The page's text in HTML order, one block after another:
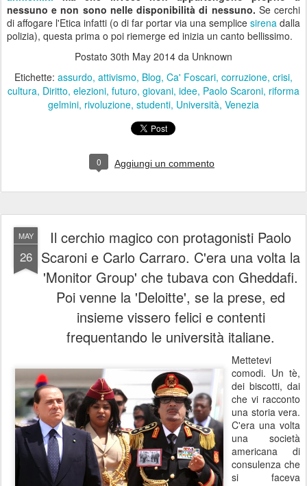
nessuno e non sono nelle disponibilità di nessuno. Se cerchi
di affogare l'Etica infatti (o di far portar via una semplice sirena dalla
polizia), questa prima o poi riemerge ed inizia un canto bellissimo.
Postato 30th May 2014 da Unknown
Etichette: assurdo attivismo Blog Ca' Foscari corruzione crisi
cultura Diritto elezioni futuro giovani idee Paolo Scaroni riforma
gelmini rivoluzione studenti Università Venezia
0 Aggiungi un commento
MAY
26
Il cerchio magico con protagonisti Paolo
Scaroni e Carlo Carraro. C'era una volta la
'Monitor Group' che tubava con Gheddafi.
Poi venne la 'Deloitte', se la prese, ed
insieme vissero felici e contenti
frequentando le università italiane.
Mettetevi
comodi. Un tè,
dei biscotti, dai
che vi racconto
una storia vera.
C'era una volta
una società
americana di
consulenza che
si faceva